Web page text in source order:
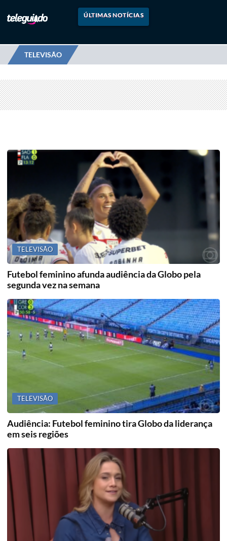
ÚLTIMAS NOTÍCIAS
TELEVISÃO
TELEVISÃO
Futebol feminino afunda audiência da Globo pela
segunda vez na semana
TELEVISÃO
Audiência: Futebol feminino tira Globo da liderança
em seis regiões